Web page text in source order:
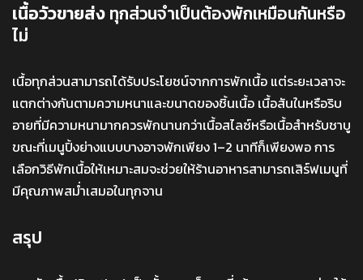
เนื้อวัวขายส่งทุกส่วนจำเป็นต้องพักเหมือนกันหรือ
ไม่
เนื้อทุกส่วนสามารถได้รับประโยชน์จากการพักเนื้อ แต่ระยะเวลาจะ
แตกต่างกันตามความหนาและขนาดของชิ้นเนื้อ เนื้อสันในหรือริบ
อายที่มีความหนามากควรพักนานกว่าเนื้อสไลซ์หรือเนื้อสำหรับชาบู
ขณะที่เมนูปิ้งย่างแบบบางอาจพักเพียง 1–2 นาทีก็เพียงพอ การ
เลือกวิธีพักเนื้อให้เหมาะสมจะช่วยให้ร้านอาหารสามารถเสิร์ฟเมนูที่
มีคุณภาพสม่ำเสมอในทุกจาน
สรุป